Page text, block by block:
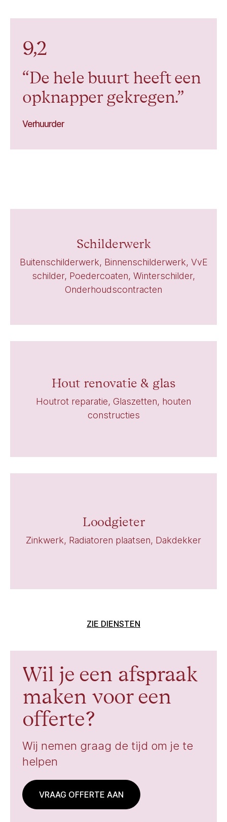
9,2
De hele buurt heeft een
opknapper gekregen.
Verhuurder
Schilderwerk
Buitenschilderwerk, Binnenschilderwerk, VvE
schilder, Poedercoaten, Winterschilder,
Onderhoudscontracten
Hout renovatie & glas
Houtrot reparatie, Glaszetten, houten
constructies
Loodgieter
Zinkwerk, Radiatoren plaatsen, Dakdekker
ZIE DIENSTEN
Wil je een afspraak
maken voor een
offerte?
Wij nemen graag de tijd om je te
helpen
VRAAG OFFERTE AAN